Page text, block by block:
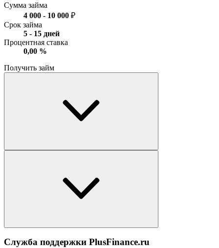
Сумма займа
4 000 - 10 000 ₽
Срок займа
5 - 15 дней
Процентная ставка
0,00 %
Получить займ
Служба поддержки PlusFinance.ru